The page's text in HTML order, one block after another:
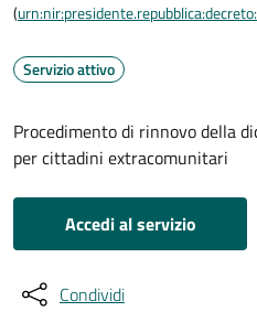
(
Servizio attivo
Procedimento di rinnovo della
per cittadini extracomunitari
Accedi al servizio
Condividi